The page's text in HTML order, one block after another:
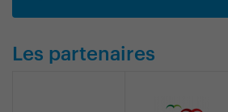
Les partenaires